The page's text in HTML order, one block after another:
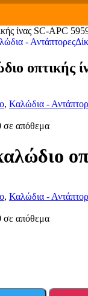
ίνας SC-APC
- Αντάπτορες
οπτικής
, Καλώδια -
σε απόθεμα
, Καλώδια -
σε απόθεμα